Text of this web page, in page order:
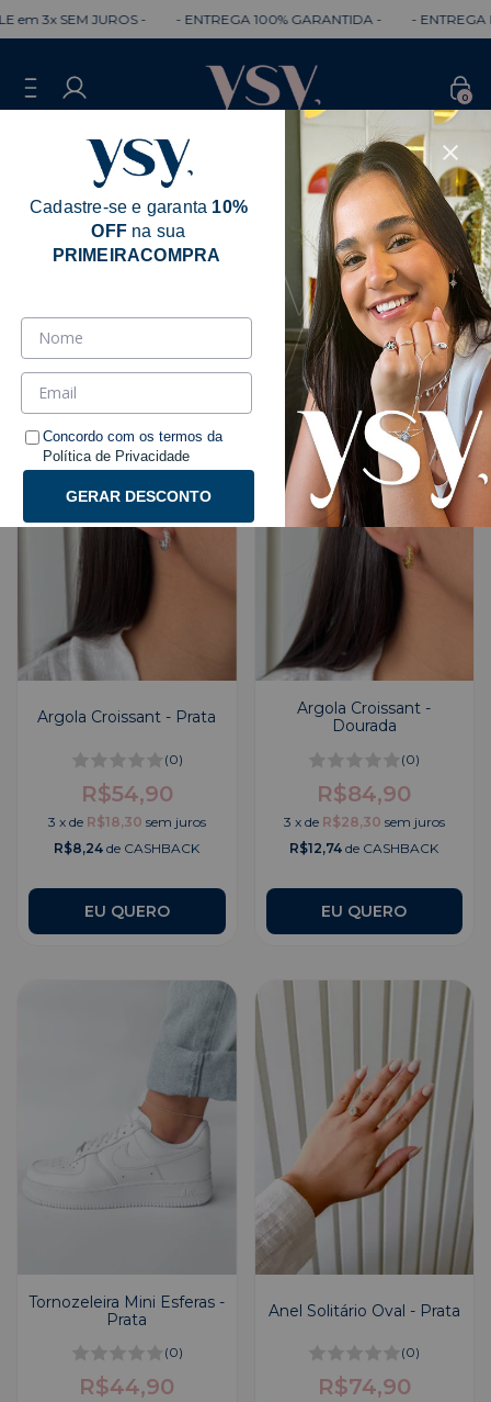
em 3x SEM JUROS - - ENTREGA 100% GARANTIDA - - ENTREGA
0
Erro - 404
Desculpe, mas a página que você está
procurando não existe.
Talvez você se interesse pelos seguintes produtos.
Argola Croissant - Prata
(0)
R$54,90
3 x de R$18,30 sem juros
R$8,24 de CASHBACK
Argola Croissant -
Dourada
(0)
R$84,90
3 x de R$28,30 sem juros
R$12,74 de CASHBACK
Tornozeleira Mini Esferas -
Prata
(0)
R$44,90
Anel Solitário Oval - Prata
(0)
R$74,90
Cadastre-se e garanta 10%
OFF na sua
PRIMEIRACOMPRA
Concordo com os termos da
Política de Privacidade
GERAR DESCONTO